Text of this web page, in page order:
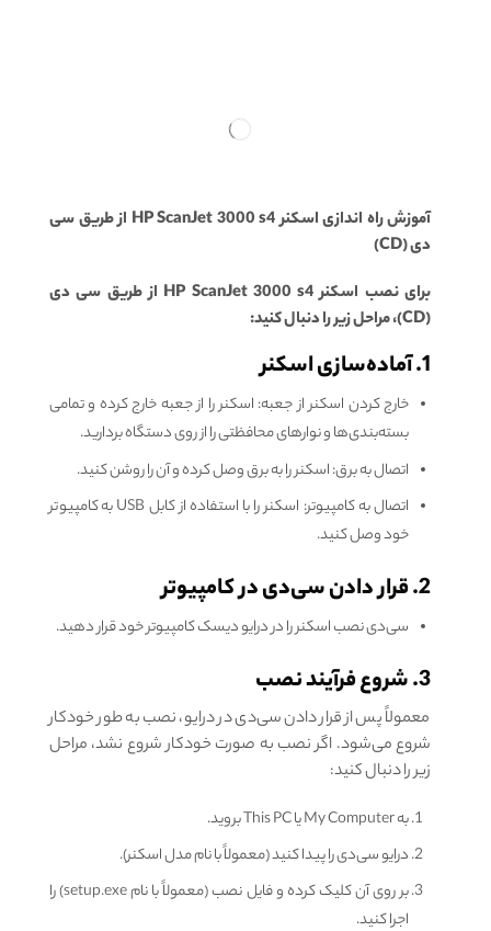
آموزش راه اندازی اسکنر HP ScanJet 3000 s4 از طریق سی
دی (CD)
برای نصب اسکنر HP ScanJet 3000 s4 از طریق سی دی
(CD)، مراحل زیر را دنبال کنید:
1. آماده‌سازی اسکنر
خارج کردن اسکنر از جعبه: اسکنر را از جعبه خارج کرده و تمامی
بسته‌بندی‌ها و نوارهای محافظتی را از روی دستگاه بردارید.
اتصال به برق: اسکنر را به برق وصل کرده و آن را روشن کنید.
اتصال به کامپیوتر: اسکنر را با استفاده از کابل USB به کامپیوتر
خود وصل کنید.
2. قرار دادن سی‌دی در کامپیوتر
سی‌دی نصب اسکنر را در درایو دیسک کامپیوتر خود قرار دهید.
3. شروع فرآیند نصب
معمولاً پس از قرار دادن سی‌دی در درایو، نصب به طور خودکار
شروع می‌شود. اگر نصب به صورت خودکار شروع نشد، مراحل
زیر را دنبال کنید:
به My Computer یا This PC بروید.
درایو سی‌دی را پیدا کنید (معمولاً با نام مدل اسکنر).
بر روی آن کلیک کرده و فایل نصب (معمولاً با نام setup.exe) را
اجرا کنید.